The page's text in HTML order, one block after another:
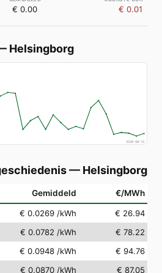
€ 0.00 € 0.01
Helsingborg
2026-08-10
— Helsingborg
Gemiddeld €/MWh
€ 0.0269 /kWh
€ 26.94
€ 0.0782 /kWh
€ 78.22
€ 0.0948 /kWh
€ 94.76
€ 0.0870 /kWh
€ 87.05